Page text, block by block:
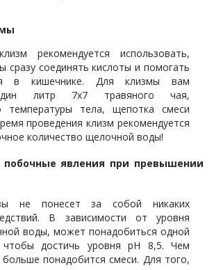
рекомендуется использовать,
сразу соединять кислоты и помогать
в кишечнике. Для клизмы вам
литр 7х7 травяного чая,
температуры тела, щепотка смеси
проведения клизм рекомендуется
количество щелочной воды!
побочные явления при превышении
не понесет за собой никаких
В зависимости от уровня
воды, может понадобиться одной
достичь уровня pH 8,5. Чем
понадобится смеси. Для того,